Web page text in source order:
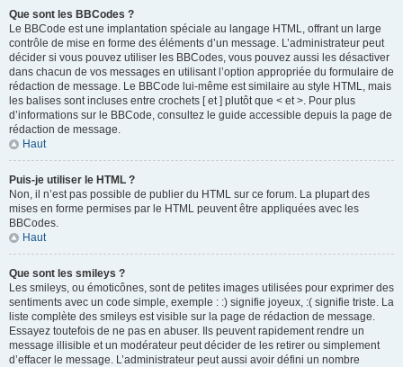
Que sont les BBCodes ?
Le BBCode est une implantation spéciale au langage HTML, offrant un large
contrôle de mise en forme des éléments d’un message. L’administrateur peut
décider si vous pouvez utiliser les BBCodes, vous pouvez aussi les désactiver
dans chacun de vos messages en utilisant l’option appropriée du formulaire de
rédaction de message. Le BBCode lui-même est similaire au style HTML, mais
les balises sont incluses entre crochets [ et ] plutôt que < et >. Pour plus
d’informations sur le BBCode, consultez le guide accessible depuis la page de
rédaction de message.
Haut
Puis-je utiliser le HTML ?
Non, il n’est pas possible de publier du HTML sur ce forum. La plupart des
mises en forme permises par le HTML peuvent être appliquées avec les
BBCodes.
Haut
Que sont les smileys ?
Les smileys, ou émoticônes, sont de petites images utilisées pour exprimer des
sentiments avec un code simple, exemple : :) signifie joyeux, :( signifie triste. La
liste complète des smileys est visible sur la page de rédaction de message.
Essayez toutefois de ne pas en abuser. Ils peuvent rapidement rendre un
message illisible et un modérateur peut décider de les retirer ou simplement
d’effacer le message. L’administrateur peut aussi avoir défini un nombre